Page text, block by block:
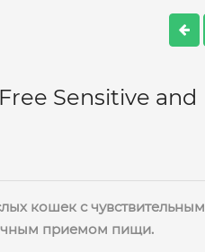
Sensitive and
кошек с чувствительным
приемом пищи.